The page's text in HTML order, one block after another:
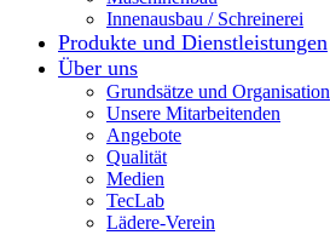
Innenausbau / Schreinerei
Produkte und Dienstleistungen
Über uns
Grundsätze und Organisation
Unsere Mitarbeitenden
Angebote
Qualität
Medien
TecLab
Lädere-Verein